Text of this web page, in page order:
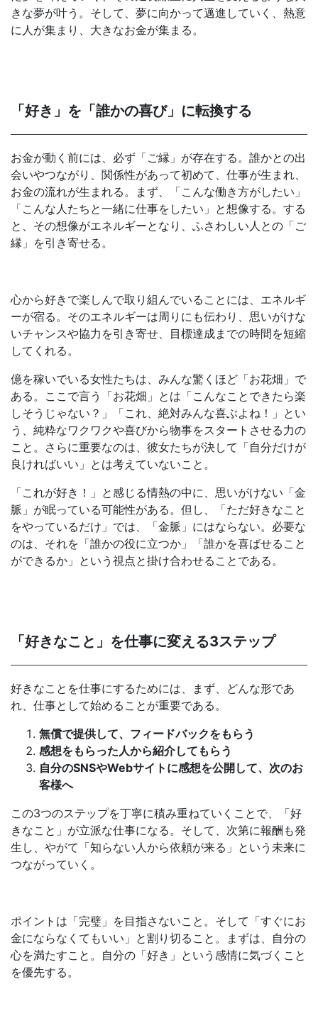
きな夢が叶う。そして、夢に向かって邁進していく、熱意
に人が集まり、大きなお金が集まる。
「好き」を「誰かの喜び」に転換する
お金が動く前には、必ず「ご縁」が存在する。誰かとの出
会いやつながり、関係性があって初めて、仕事が生まれ、
お金の流れが生まれる。まず、「こんな働き方がしたい」
「こんな人たちと一緒に仕事をしたい」と想像する。する
と、その想像がエネルギーとなり、ふさわしい人との「ご
縁」を引き寄せる。
心から好きで楽しんで取り組んでいることには、エネルギ
ーが宿る。そのエネルギーは周りにも伝わり、思いがけな
いチャンスや協力を引き寄せ、目標達成までの時間を短縮
してくれる。
億を稼いでいる女性たちは、みんな驚くほど「お花畑」で
ある。ここで言う「お花畑」とは「こんなことできたら楽
しそうじゃない？」「これ、絶対みんな喜ぶよね！」とい
う、純粋なワクワクや喜びから物事をスタートさせる力の
こと。さらに重要なのは、彼女たちが決して「自分だけが
良ければいい」とは考えていないこと。
「これが好き！」と感じる情熱の中に、思いがけない「金
脈」が眠っている可能性がある。但し、「ただ好きなこと
をやっているだけ」では、「金脈」にはならない。必要な
のは、それを「誰かの役に立つか」「誰かを喜ばせること
ができるか」という視点と掛け合わせることである。
「好きなこと」を仕事に変える3ステップ
好きなことを仕事にするためには、まず、どんな形であ
れ、仕事として始めることが重要である。
無償で提供して、フィードバックをもらう
感想をもらった人から紹介してもらう
自分のSNSやWebサイトに感想を公開して、次のお
客様へ
この3つのステップを丁寧に積み重ねていくことで、「好
きなこと」が立派な仕事になる。そして、次第に報酬も発
生し、やがて「知らない人から依頼が来る」という未来に
つながっていく。
ポイントは「完璧」を目指さないこと。そして「すぐにお
金にならなくてもいい」と割り切ること。まずは、自分の
心を満たすこと。自分の「好き」という感情に気づくこと
を優先する。